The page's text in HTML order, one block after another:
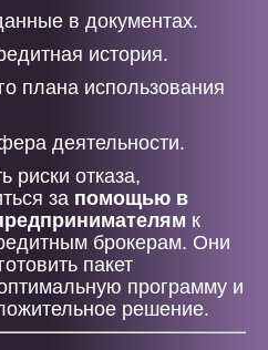
в документах.
история.
плана использования
деятельности.
риски отказа,
за помощью в
к
брокерам. Они
пакет
программу и
решение.